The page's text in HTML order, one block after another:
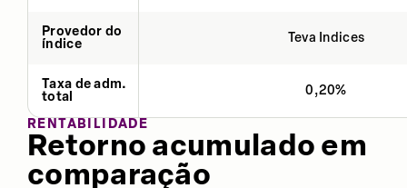
Provedor do
índice
Teva Indices
Taxa de adm.
total
0,20%
RENTABILIDADE
Retorno acumulado em
comparação